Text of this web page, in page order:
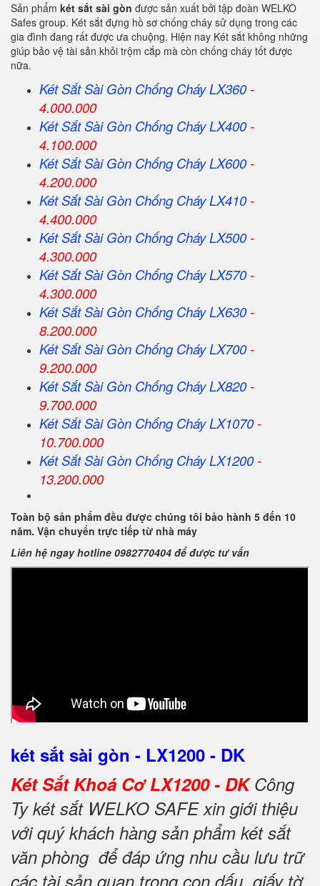
Sản phẩm két sắt sài gòn được sản xuất bởi tập đoàn WELKO
Safes group. Két sắt đựng hồ sơ chống cháy sử dụng trong các
gia đình đang rất được ưa chuộng. Hiện nay Két sắt không những
giúp bảo vệ tài sản khỏi trộm cắp mà còn chống cháy tốt được
nữa.
Két Sắt Sài Gòn Chống Cháy LX360-
4.000.000
Két SắtSài Gòn Chống Cháy LX400-
4.100.000
Két SắtSài Gòn Chống Cháy LX600-
4.200.000
Két SắtSài Gòn Chống Cháy LX410-
4.400.000
Két SắtSài Gòn Chống Cháy LX500-
4.300.000
Két SắtSài Gòn Chống Cháy LX570-
4.300.000
Két SắtSài Gòn Chống Cháy LX630-
8.200.000
Két SắtSài Gòn Chống Cháy LX700-
9.200.000
Két SắtSài Gòn Chống Cháy LX820-
9.700.000
Két SắtSài Gòn Chống Cháy LX1070-
10.700.000
Két SắtSài Gòn Chống Cháy LX1200-
13.200.000
Toàn bộ sản phẩm đều được chúng tôi bảo hành 5 đến 10
năm. Vận chuyển trực tiếp từ nhà máy
Liên hệ ngay hotline 0982770404 để được tư vấn
két sắt sài gòn - LX1200 - DK
Két Sắt Khoá Cơ LX1200 - DKCông
Ty két sắt WELKO SAFE xin giới thiệu
với quý khách hàng sản phẩm két sắt
văn phòng để đáp ứng nhu cầu lưu trữ
các tài sản quan trọng con dấu, giấy tờ,